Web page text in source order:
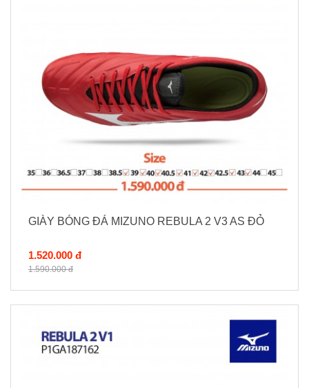
GIÀY BÓNG ĐÁ MIZUNO REBULA 2 V3 AS ĐỎ
1.520.000 đ
1.590.000 đ